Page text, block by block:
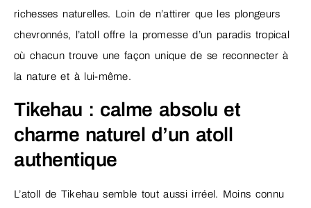
richesses naturelles. Loin de n’attirer que les plongeurs
chevronnés, l’atoll offre la promesse d’un paradis tropical
où chacun trouve une façon unique de se reconnecter à
la nature et à lui-même.
Tikehau : calme absolu et
charme naturel d’un atoll
authentique
L’atoll de Tikehau semble tout aussi irréel. Moins connu